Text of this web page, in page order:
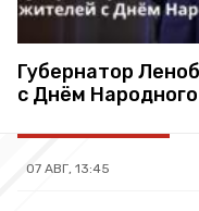
Губернатор
с Днём
07 АВГ, 13:45